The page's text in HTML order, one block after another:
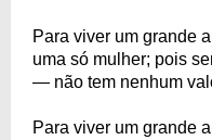
Para viver um grande
uma só mulher; pois
— não tem nenhum
Para viver um grande